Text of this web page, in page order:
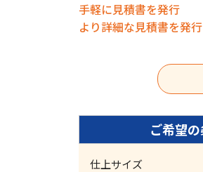
手軽に見積書を発行
より詳細な見積書を発行
仕上サイズ